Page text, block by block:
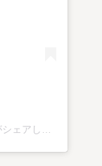
BAR WHITE OAK(@bar_white_oak)がシェアした投稿